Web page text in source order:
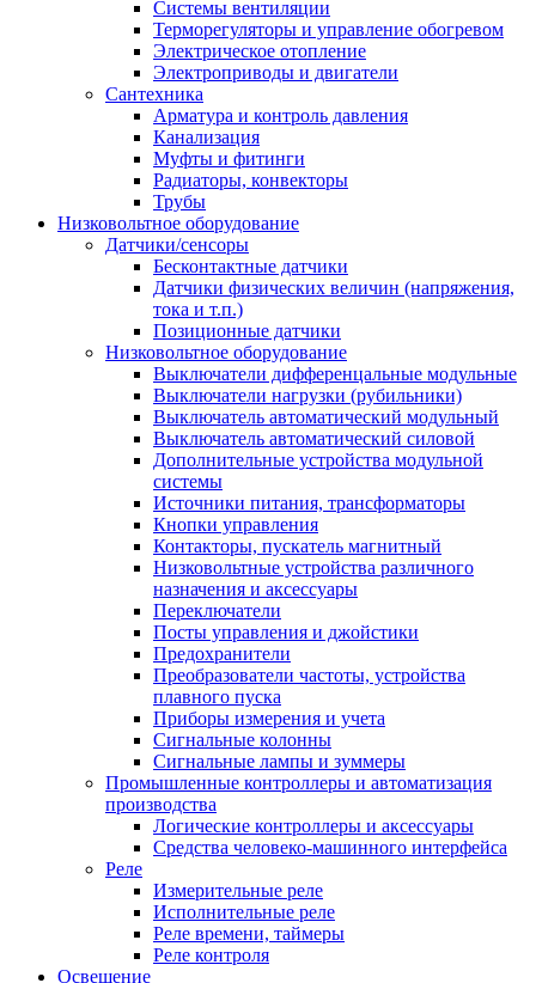
Системы вентиляции
Терморегуляторы и управление обогревом
Электрическое отопление
Электроприводы и двигатели
Сантехника
Арматура и контроль давления
Канализация
Муфты и фитинги
Радиаторы, конвекторы
Трубы
Низковольтное оборудование
Датчики/сенсоры
Бесконтактные датчики
Датчики физических величин (напряжения,
тока и т.п.)
Позиционные датчики
Низковольтное оборудование
Выключатели дифференцальные модульные
Выключатели нагрузки (рубильники)
Выключатель автоматический модульный
Выключатель автоматический силовой
Дополнительные устройства модульной
системы
Источники питания, трансформаторы
Кнопки управления
Контакторы, пускатель магнитный
Низковольтные устройства различного
назначения и аксессуары
Переключатели
Посты управления и джойстики
Предохранители
Преобразователи частоты, устройства
плавного пуска
Приборы измерения и учета
Сигнальные колонны
Сигнальные лампы и зуммеры
Промышленные контроллеры и автоматизация
производства
Логические контроллеры и аксессуары
Средства человеко-машинного интерфейса
Реле
Измерительные реле
Исполнительные реле
Реле времени, таймеры
Реле контроля
Освещение